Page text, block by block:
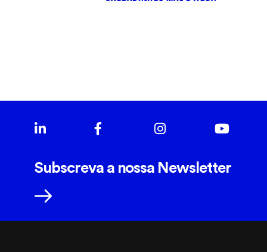
Subscreva a nossa Newsletter